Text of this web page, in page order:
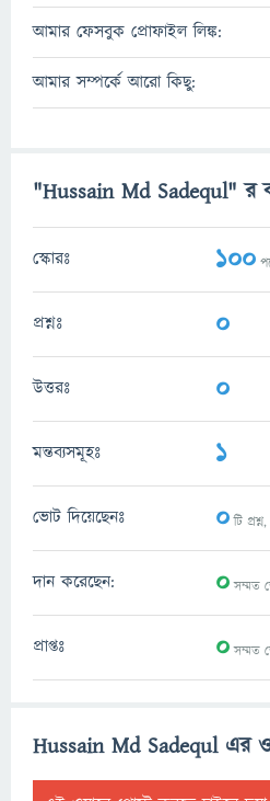
আমার ফেসবুক প্রোফাইল লিঙ্ক:
আমার সম্পর্কে আরো কিছু:
"Hussain Md Sadequl" র
স্কোরঃ 100
প্রশ্নঃ 0
উত্তরঃ 0
মন্তব্যসমূহঃ 1
ভোট দিয়েছেনঃ 0টি প্রশ্ন,
দান করেছেন: 0সম্মত
প্রাপ্তঃ 0সম্মত
Hussain Md Sadequl এর